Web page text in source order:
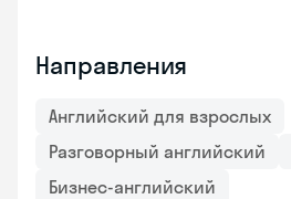
Направления
Английский для взрослых
Разговорный английский
Бизнес-английский